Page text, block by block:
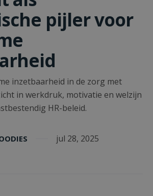
pijler voor
inzetbaarheid in de zorg met
in werkdruk, motivatie en welzijn
HR-beleid.
jul 28, 2025